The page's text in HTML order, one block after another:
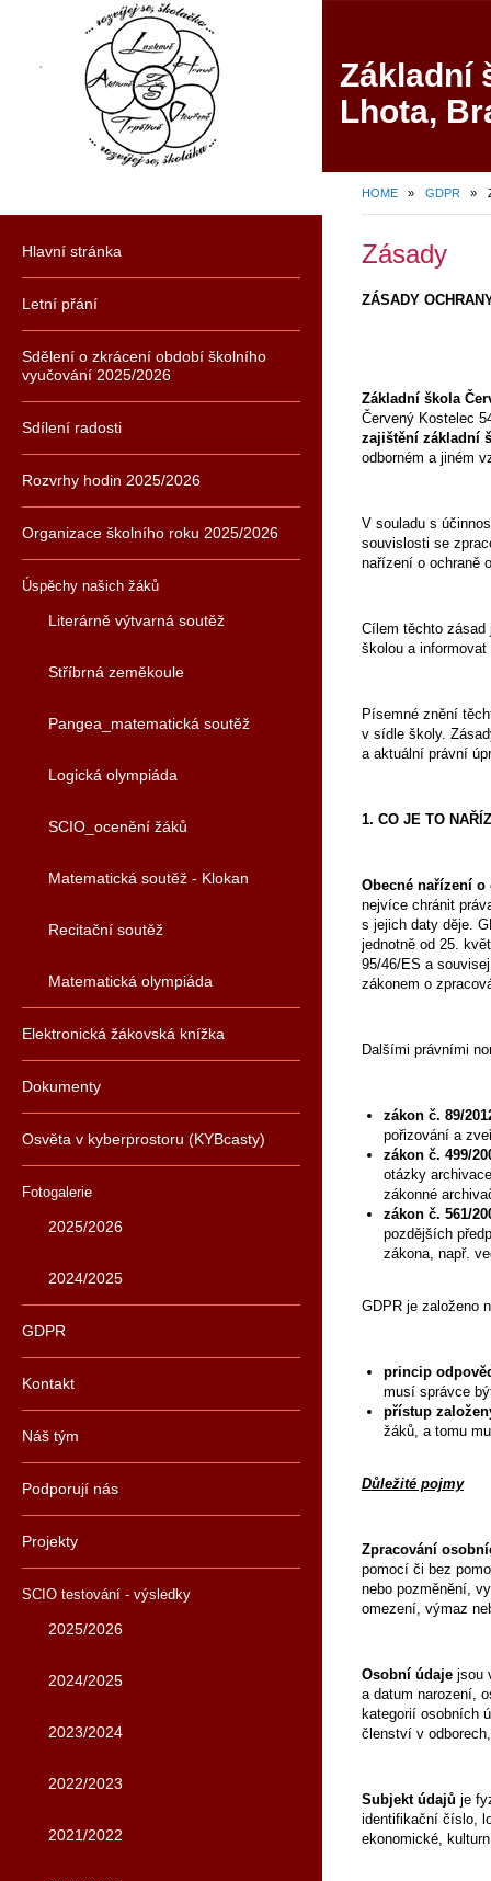
Základní
Lhota,
HOME » GDPR »
Hlavní stránka
Letní přání
Sdělení o zkrácení období školního
vyučování 2025/2026
Sdílení radosti
Rozvrhy hodin 2025/2026
Organizace školního roku 2025/2026
Úspěchy našich žáků
Literárně výtvarná soutěž
Stříbrná zeměkoule
Pangea_matematická soutěž
Logická olympiáda
SCIO_ocenění žáků
Matematická soutěž - Klokan
Recitační soutěž
Matematická olympiáda
Elektronická žákovská knížka
Dokumenty
Osvěta v kyberprostoru (KYBcasty)
Fotogalerie
2025/2026
2024/2025
GDPR
Kontakt
Náš tým
Podporují nás
Projekty
SCIO testování - výsledky
2025/2026
2024/2025
2023/2024
2022/2023
2021/2022
Zásady
ZÁSADY
Základní škola
Červený Kostelec
zajištění základní
odborném a jiném
V souladu s
souvislosti se
nařízení o ochraně
Cílem těchto zásad
školou a
Písemné znění
v sídle školy.
a aktuální právní
1. CO JE TO
Obecné nařízení
nejvíce chránit
s jejich daty děje.
jednotně od 25.
95/46/ES a
zákonem o
Dalšími právními
zákon č. 89/
pořizování a
zákon č. 499/
otázky
zákonné
zákon č. 561/
pozdějších
zákona, např.
GDPR je založeno
princip
musí správce
přístup
žáků, a tomu
Důležité pojmy
Zpracování
pomocí či bez
nebo pozměnění,
omezení, výmaz
Osobní údaje jsou
a datum narození,
kategorií osobních
členství v
Subjekt údajů je
identifikační číslo,
ekonomické,